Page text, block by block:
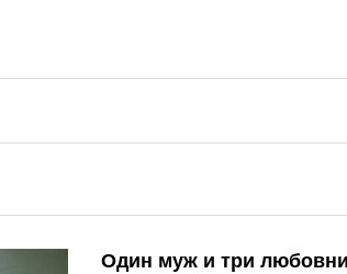
Один муж и три